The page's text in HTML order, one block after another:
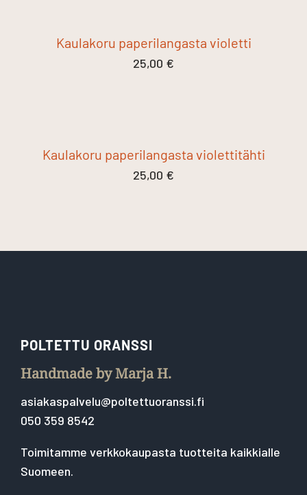
Kaulakoru paperilangasta violetti
25,00 €
Kaulakoru paperilangasta violettitähti
25,00 €
POLTETTU ORANSSI
Handmade by Marja H.
asiakaspalvelu@poltettuoranssi.fi
050 359 8542
Toimitamme verkkokaupasta tuotteita kaikkialle
Suomeen.